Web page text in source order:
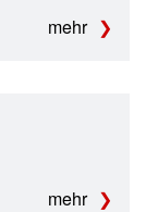
mehr
mehr